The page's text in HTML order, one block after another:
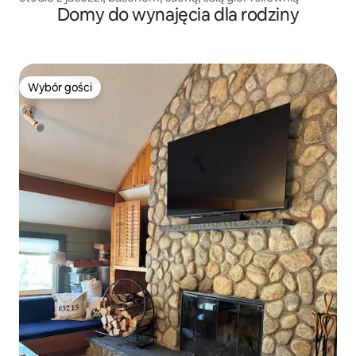
Domy do wynajęcia dla rodziny
Wybór gości
Wybór gości